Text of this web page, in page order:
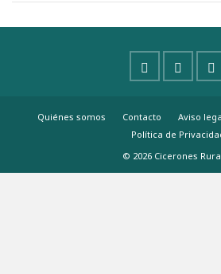
Quiénes somos Contacto
Aviso
Política de
© 2026 Cicerones